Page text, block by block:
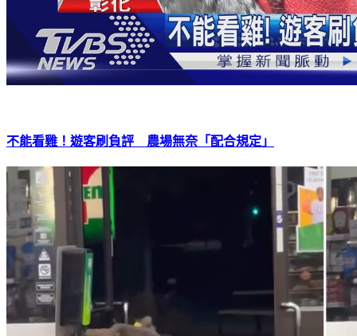
不能看雞！遊客刷負評 農場無奈「配合規定」